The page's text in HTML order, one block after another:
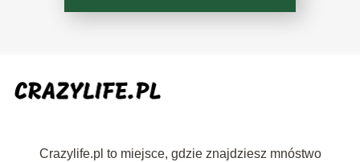
Crazylife.pl to miejsce, gdzie znajdziesz mnóstwo